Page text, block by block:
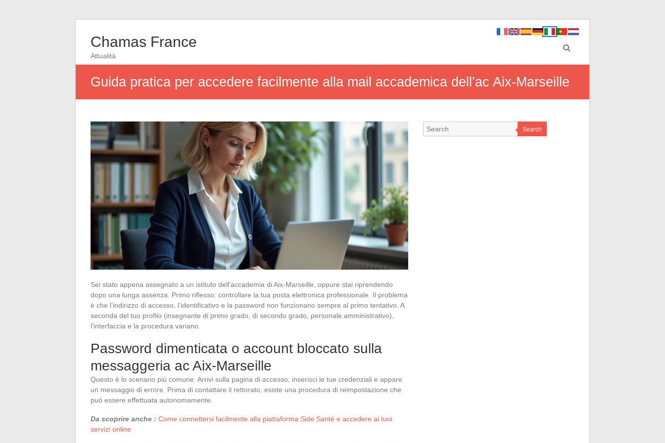
Chamas France
Attualità
Guida pratica per accedere facilmente alla mail accademica dell’ac Aix-Marseille
Sei stato appena assegnato a un istituto dell’accademia di Aix-Marseille, oppure stai riprendendo
dopo una lunga assenza. Primo riflesso: controllare la tua posta elettronica professionale. Il problema
è che l’indirizzo di accesso, l’identificativo e la password non funzionano sempre al primo tentativo. A
seconda del tuo profilo (insegnante di primo grado, di secondo grado, personale amministrativo),
l’interfaccia e la procedura variano.
Password dimenticata o account bloccato sulla
messaggeria ac Aix-Marseille
Questo è lo scenario più comune. Arrivi sulla pagina di accesso, inserisci le tue credenziali e appare
un messaggio di errore. Prima di contattare il rettorato, esiste una procedura di reimpostazione che
può essere effettuata autonomamente.
Da scoprire anche : Come connettersi facilmente alla piattaforma Side Santé e accedere ai tuoi
servizi online
Search